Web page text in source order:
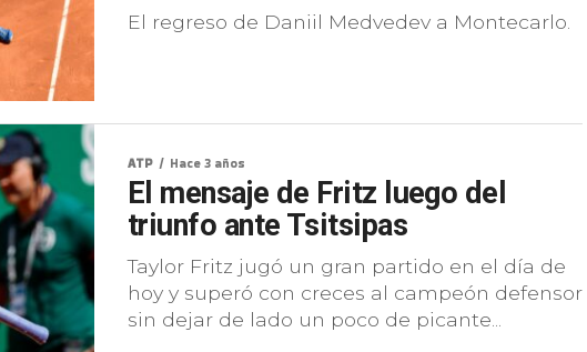
El regreso de Daniil Medvedev a Montecarlo.
ATP Hace 3 años
El mensaje de Fritz luego del
triunfo ante Tsitsipas
Taylor Fritz jugó un gran partido en el día de
hoy y superó con creces al campeón defensor
sin dejar de lado un poco de picante...